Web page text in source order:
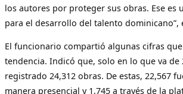
los autores por proteger sus obras. Ese es
para el desarrollo del talento dominicano”,
El funcionario compartió algunas cifras
tendencia. Indicó que, solo en lo que va de
registrado 24,312 obras. De estas, 22,567
manera presencial y 1,745 a través de la